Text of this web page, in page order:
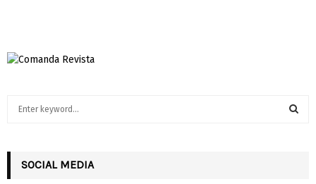
h
SOCIAL MEDIA